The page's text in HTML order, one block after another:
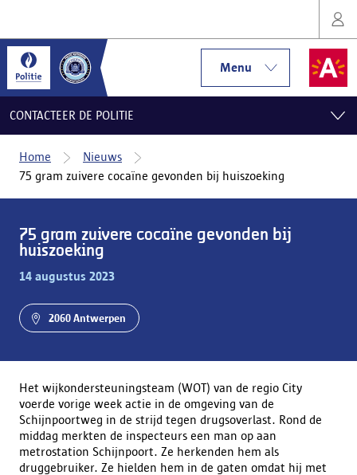
Menu
CONTACTEER DE POLITIE
Home
Nieuws
75 gram zuivere cocaïne gevonden bij huiszoeking
75 gram zuivere cocaïne gevonden bij
huiszoeking
14 augustus 2023
2060 Antwerpen
Het wijkondersteuningsteam (WOT) van de regio City
voerde vorige week actie in de omgeving van de
Schijnpoortweg in de strijd tegen drugsoverlast. Rond de
middag merkten de inspecteurs een man op aan
metrostation Schijnpoort. Ze herkenden hem als
druggebruiker. Ze hielden hem in de gaten omdat hij met